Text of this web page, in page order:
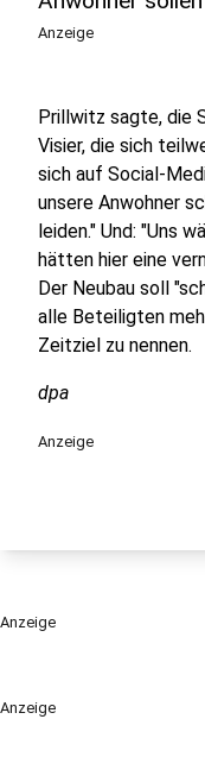
Anzeige
Anzeige
Prillwitz sagte, die
Visier, die sich
sich auf Social-
unsere Anwohner
leiden." Und: "Uns
hätten hier eine
Der Neubau soll
alle Beteiligten
Zeitziel zu nennen.
dpa
Anzeige
Anzeige